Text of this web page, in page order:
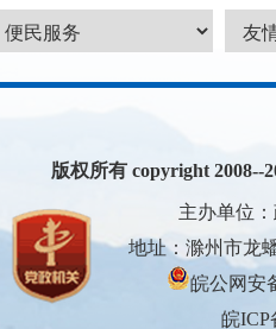
版权所有 copyright 2008--
主办单位
地址：滁州市龙
皖公网安
皖ICP